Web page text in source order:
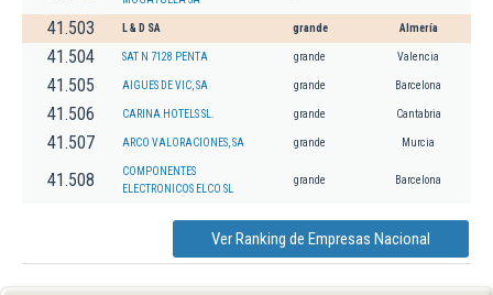
41.503 L & D SA grande Almería
41.504 SAT N 7128 PENTA grande Valencia
41.505 AIGUES DE VIC, SA grande Barcelona
41.506 CARINA HOTELS SL. grande Cantabria
41.507 ARCO VALORACIONES, SA grande Murcia
41.508
COMPONENTES
ELECTRONICOS ELCO SL
grande Barcelona
Ver Ranking de Empresas Nacional